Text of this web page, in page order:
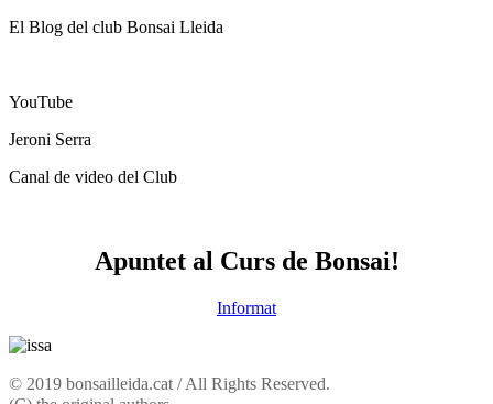
El Blog del club Bonsai Lleida
YouTube
Jeroni Serra
Canal de video del Club
Apuntet al Curs de Bonsai!
Informat
© 2019 bonsailleida.cat / All Rights Reserved.